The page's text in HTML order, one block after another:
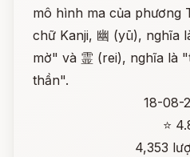
mô hình ma của phương
chữ Kanji, 幽 (yū), nghĩa
mờ" và 霊 (rei), nghĩa là
thần".
18-08-
⭐
4,353